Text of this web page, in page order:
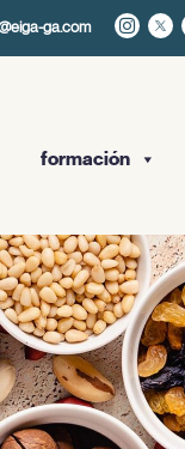
ga.com
formación